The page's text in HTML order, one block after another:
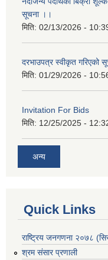
सूचना ।।
मिति: 02/13/2026 -
दरभाउपत्र स्वीकृत गरिएको
मिति: 01/29/2026 -
Invitation For Bids
मिति: 12/25/2025 -
अन्य
Quick Links
राष्ट्रिय जनगणना २०७८
श्रम संसार प्रणाली